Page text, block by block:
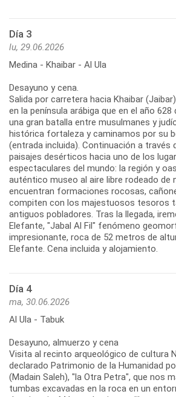
Día 3
lu, 29.06.2026
Medina - Khaibar - Al Ula
Desayuno y cena.
Salida por carretera hacia Khaibar
en la península arábiga que en el año
una gran batalla entre musulmanes y
histórica fortaleza y caminamos por su
(entrada incluida). Continuación a través
paisajes desérticos hacia uno de los
espectaculares del mundo: la región y
auténtico museo al aire libre rodeado de
encuentran formaciones rocosas,
compiten con los majestuosos tesoros
antiguos pobladores. Tras la llegada,
Elefante, "Jabal Al Fil" fenómeno
impresionante, roca de 52 metros de
Elefante. Cena incluida y alojamiento.
Día 4
ma, 30.06.2026
Al Ula - Tabuk
Desayuno, almuerzo y cena
Visita al recinto arqueológico de cultura
declarado Patrimonio de la Humanidad
(Madain Saleh), "la Otra Petra", que nos
tumbas excavadas en la roca en un